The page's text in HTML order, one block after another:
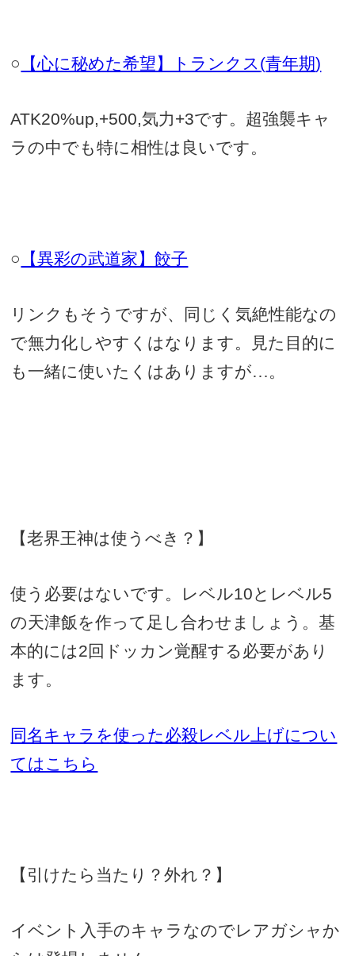
○ 【心に秘めた希望】トランクス(青年期)
ATK20%up,+500,気力+3です。超強襲キャ
ラの中でも特に相性は良いです。
○ 【異彩の武道家】餃子
リンクもそうですが、同じく気絶性能なの
で無力化しやすくはなります。見た目的に
も一緒に使いたくはありますが…。
【老界王神は使うべき？】
使う必要はないです。レベル10とレベル5
の天津飯を作って足し合わせましょう。基
本的には2回ドッカン覚醒する必要があり
ます。
同名キャラを使った必殺レベル上げについ
てはこちら
【引けたら当たり？外れ？】
イベント入手のキャラなのでレアガシャか